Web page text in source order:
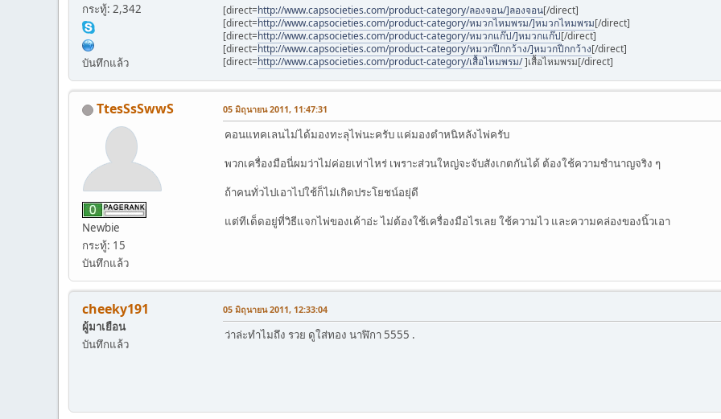
กระทู้: 2,342
บันทึกแล้ว
[direct=http://www.capsocieties.com/product-category/ลองจอน/]ลองจอน[/direct]
[direct=http://www.capsocieties.com/product-category/หมวกไหมพรม/]หมวกไหมพรม[/direct]
[direct=http://www.capsocieties.com/product-category/หมวกแก๊ป/]หมวกแก๊ป[/direct]
[direct=http://www.capsocieties.com/product-category/หมวกปีกกว้าง/]หมวกปีกกว้าง[/direct]
[direct=http://www.capsocieties.com/product-category/เสื้อไหมพรม/]เสื้อไหมพรม[/direct]
TtesSsSwwS
Newbie
กระทู้: 15
บันทึกแล้ว
05 มิถุนายน 2011, 11:47:31
คอนแทคเลนไม่ได้มองทะลุไพ่นะครับ แค่มองตำหนิหลังไพ่ครับ
พวกเครื่องมือนี่ผมว่าไม่ค่อยเท่าไหร่ เพราะส่วนใหญ่จะจับสังเกตกันได้ ต้องใช้ความชำนาญจริง ๆ
ถ้าคนทั่วไปเอาไปใช้ก็ไม่เกิดประโยชน์อยุ่ดี
แต่ทีเด็ดอยู่ที่วิธีแจกไพ่ของเค้าอ่ะ ไม่ต้องใช้เครื่องมือไรเลย ใช้ความไว และความคล่องของนิ้วเอา
cheeky191
ผู้มาเยือน
บันทึกแล้ว
05 มิถุนายน 2011, 12:33:04
ว่าล่ะทำไมถึง รวย ดูใส่ทอง นาฬิกา 5555 .